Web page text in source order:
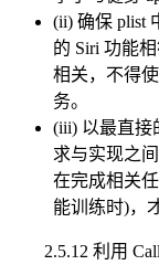
(ii) 确保 plist
的 Siri 功能
相关，不得
务。
(iii) 以最直接
求与实现之
在完成相关
能训练时)，
2.5.12 利用